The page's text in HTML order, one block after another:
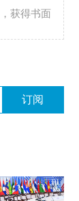
，获得书面
订阅